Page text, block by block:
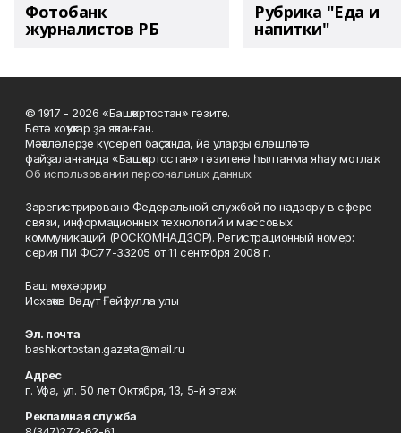
Фотобанк
журналистов РБ
Рубрика "Еда и
напитки"
© 1917 - 2026 «Башҡортостан» гәзите.
Бөтә хоҡуҡтар ҙа яҡланған.
Мәҡәләләрҙе күсереп баҫҡанда, йә уларҙы өлөшләтә
файҙаланғанда «Башҡортостан» гәзитенә һылтанма яһау мотлаҡ.
Об использовании персональных данных
Зарегистрировано Федеральной службой по надзору в сфере
связи, информационных технологий и массовых
коммуникаций (РОСКОМНАДЗОР). Регистрационный номер:
серия ПИ ФС77-33205 от 11 сентября 2008 г.
Баш мөхәррир
Исхаҡов Вәдүт Ғәйфулла улы
Эл. почта
bashkortostan.gazeta@mail.ru
Адрес
г. Уфа, ул. 50 лет Октября, 13, 5-й этаж
Рекламная служба